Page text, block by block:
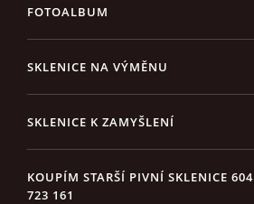
FOTOALBUM
SKLENICE NA VÝMĚNU
SKLENICE K ZAMYŠLENÍ
KOUPÍM STARŠÍ PIVNÍ SKLENICE 604
723 161